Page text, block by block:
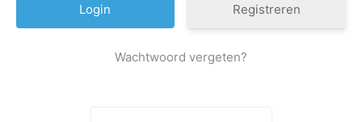
Registreren
Wachtwoord vergeten?